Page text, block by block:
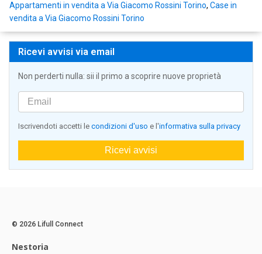
Appartamenti in vendita a Via Giacomo Rossini Torino, Case in
vendita a Via Giacomo Rossini Torino
Ricevi avvisi via email
Non perderti nulla: sii il primo a scoprire nuove proprietà
Iscrivendoti accetti le condizioni d'uso e l'informativa sulla privacy
Ricevi avvisi
© 2026 Lifull Connect
Nestoria